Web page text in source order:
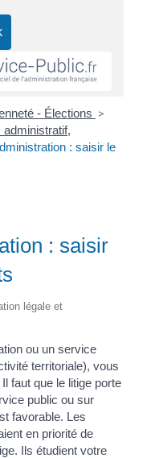
- Élections >
: saisir le
: saisir
légale et
ou un service
territoriale), vous
faut que le litige porte
public ou sur
favorable. Les
en priorité de
Ils étudient votre